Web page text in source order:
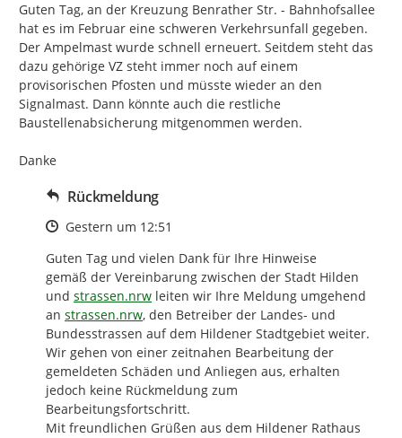
Guten Tag, an der Kreuzung Benrather Str. - Bahnhofsallee
hat es im Februar eine schweren Verkehrsunfall gegeben.
Der Ampelmast wurde schnell erneuert. Seitdem steht das
dazu gehörige VZ steht immer noch auf einem
provisorischen Pfosten und müsste wieder an den
Signalmast. Dann könnte auch die restliche
Baustellenabsicherung mitgenommen werden.
Danke
Rückmeldung
Zeitpunkt des Erstellens
Gestern um 12:51
Guten Tag und vielen Dank für Ihre Hinweise
gemäß der Vereinbarung zwischen der Stadt Hilden
und http://
strassen.nrw leiten wir Ihre Meldung umgehend
an http://
strassen.nrw, den Betreiber der Landes- und
Bundesstrassen auf dem Hildener Stadtgebiet weiter.
Wir gehen von einer zeitnahen Bearbeitung der
gemeldeten Schäden und Anliegen aus, erhalten
jedoch keine Rückmeldung zum
Bearbeitungsfortschritt.
Mit freundlichen Grüßen aus dem Hildener Rathaus